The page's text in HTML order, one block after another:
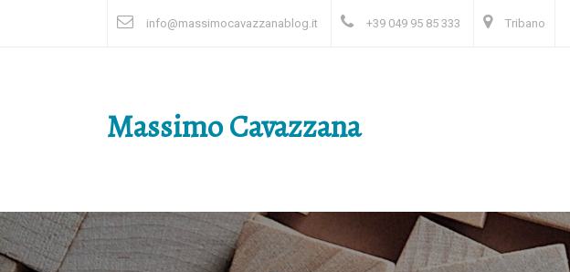
info@massimocavazzanablog.it +39 049 95 85 333 Tribano
Massimo Cavazzana